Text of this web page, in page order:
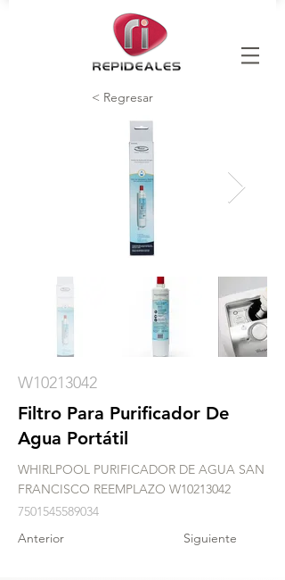
< Regresar
W10213042
Filtro Para Purificador De
Agua Portátil
WHIRLPOOL PURIFICADOR DE AGUA SAN
FRANCISCO REEMPLAZO W10213042
7501545589034
Anterior
Siguiente